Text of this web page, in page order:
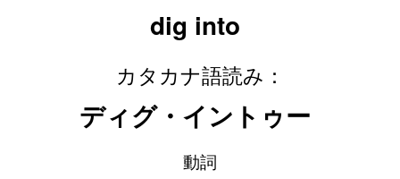
dig into
カタカナ語読み：
ディグ・イントゥー
動詞